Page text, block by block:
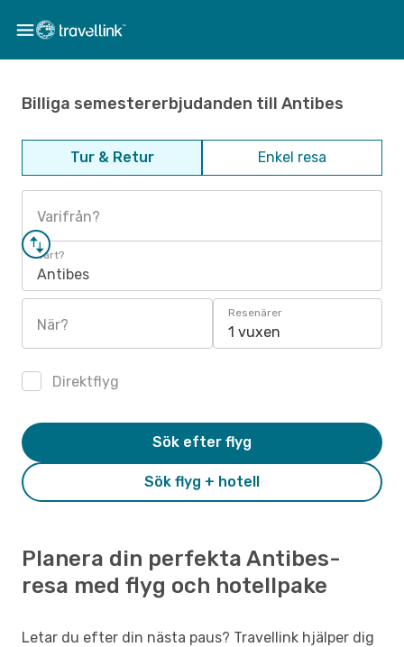
Billiga semestererbjudanden till Antibes
Tur & Retur Enkel resa
Varifrån?
Vart?
Antibes
När?
Resenärer
1 vuxen
Direktflyg
Sök flyg + hotell
Sök efter flyg
Planera din perfekta Antibes-
resa med flyg och hotellpake
Letar du efter din nästa paus? Travellink hjälper dig